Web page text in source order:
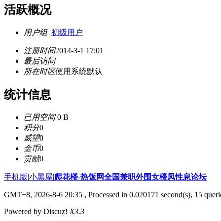
活跃概况
用户组 初级用户
注册时间2014-3-1 17:01
最后访问
所在时区使用系统默认
统计信息
已用空间0 B
积分0
威望0
金币0
贡献0
手机版|小黑屋|爬花楼-热饭网全国兼职外围女楼凤性息论坛
GMT+8, 2026-8-6 20:35 , Processed in 0.020171 second(s), 15
Powered by Discuz! X3.3